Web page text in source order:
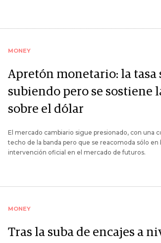
MONEY
Apretón monetario: la tasa
subiendo pero se sostiene
sobre el dólar
El mercado cambiario sigue presionado, con una
techo de la banda pero que se reacomoda sólo en
intervención oficial en el mercado de futuros.
MONEY
Tras la suba de encajes a